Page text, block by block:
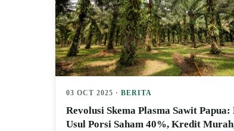
03 OCT 2025 · BERITA
Revolusi Skema Plasma Sawit Papua:
Usul Porsi Saham 40%, Kredit